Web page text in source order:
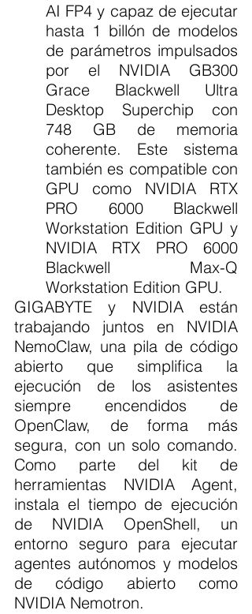
AI FP4 y capaz de ejecutar
hasta 1 billón de modelos
de parámetros impulsados
por el NVIDIA GB300
Grace Blackwell Ultra
Desktop Superchip con
748 GB de memoria
coherente. Este sistema
también es compatible con
GPU como NVIDIA RTX
PRO 6000 Blackwell
Workstation Edition GPU y
NVIDIA RTX PRO 6000
Blackwell Max-Q
Workstation Edition GPU.
GIGABYTE y NVIDIA están
trabajando juntos en NVIDIA
NemoClaw, una pila de código
abierto que simplifica la
ejecución de los asistentes
siempre encendidos de
OpenClaw, de forma más
segura, con un solo comando.
Como parte del kit de
herramientas NVIDIA Agent,
instala el tiempo de ejecución
de NVIDIA OpenShell, un
entorno seguro para ejecutar
agentes autónomos y modelos
de código abierto como
NVIDIA Nemotron.